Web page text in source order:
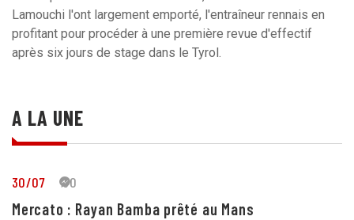
Lamouchi l'ont largement emporté, l'entraîneur rennais en
profitant pour procéder à une première revue d'effectif
après six jours de stage dans le Tyrol.
A LA UNE
30/07 30
Mercato : Rayan Bamba prêté au Mans